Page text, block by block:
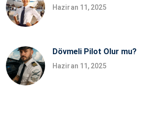
Haziran 11, 2025
Dövmeli Pilot Olur mu?
Haziran 11, 2025